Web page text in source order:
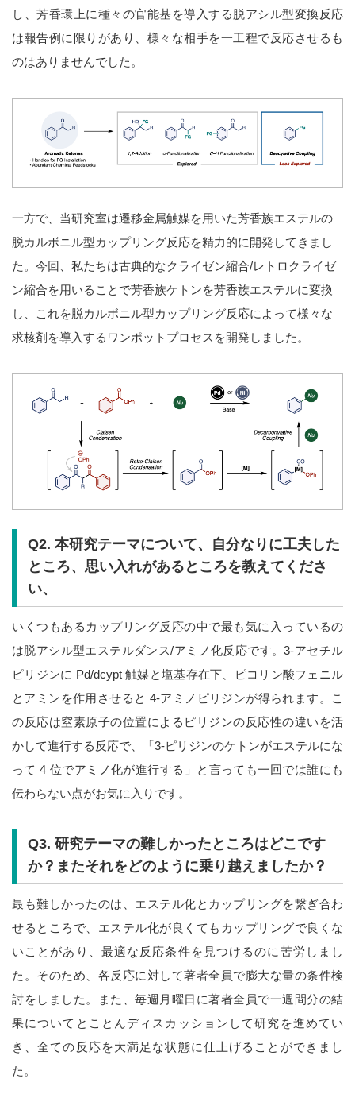
し、芳香環上に種々の官能基を導入する脱アシル型変換反応
は報告例に限りがあり、様々な相手を一工程で反応させるも
のはありませんでした。
一方で、当研究室は遷移金属触媒を用いた芳香族エステルの
脱カルボニル型カップリング反応を精力的に開発してきまし
た。今回、私たちは古典的なクライゼン縮合/レトロクライゼ
ン縮合を用いることで芳香族ケトンを芳香族エステルに変換
し、これを脱カルボニル型カップリング反応によって様々な
求核剤を導入するワンポットプロセスを開発しました。
Q2. 本研究テーマについて、自分なりに工夫した
ところ、思い入れがあるところを教えてくださ
い、
いくつもあるカップリング反応の中で最も気に入っているの
は脱アシル型エステルダンス/アミノ化反応です。3-アセチル
ピリジンに Pd/dcypt 触媒と塩基存在下、ピコリン酸フェニル
とアミンを作用させると 4-アミノピリジンが得られます。こ
の反応は窒素原子の位置によるピリジンの反応性の違いを活
かして進行する反応で、「3-ピリジンのケトンがエステルにな
って 4 位でアミノ化が進行する」と言っても一回では誰にも
伝わらない点がお気に入りです。
Q3. 研究テーマの難しかったところはどこです
か？またそれをどのように乗り越えましたか？
最も難しかったのは、エステル化とカップリングを繋ぎ合わ
せるところで、エステル化が良くてもカップリングで良くな
いことがあり、最適な反応条件を見つけるのに苦労しまし
た。そのため、各反応に対して著者全員で膨大な量の条件検
討をしました。また、毎週月曜日に著者全員で一週間分の結
果についてとことんディスカッションして研究を進めてい
き、全ての反応を大満足な状態に仕上げることができまし
た。